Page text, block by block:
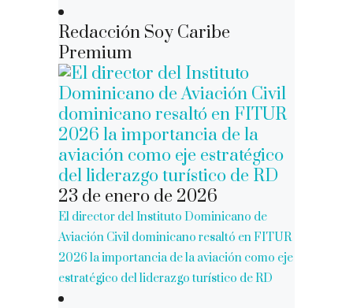
Redacción Soy Caribe
Premium
23 de enero de 2026
El director del Instituto Dominicano de
Aviación Civil dominicano resaltó en FITUR
2026 la importancia de la aviación como eje
estratégico del liderazgo turístico de RD